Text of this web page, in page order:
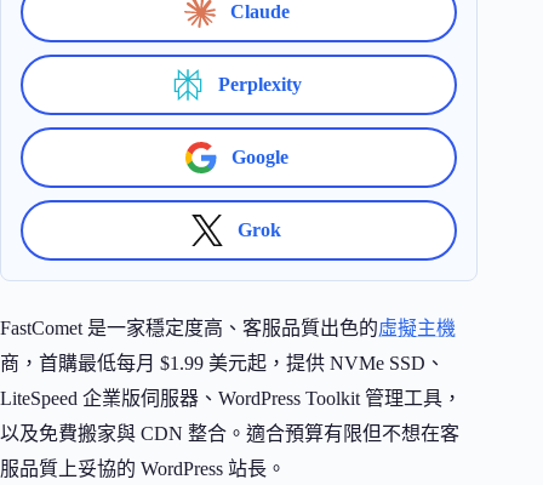
Claude
Perplexity
Google
Grok
FastComet 是一家穩定度高、客服品質出色的虛擬主機
商，首購最低每月 $1.99 美元起，提供 NVMe SSD、
LiteSpeed 企業版伺服器、WordPress Toolkit 管理工具，
以及免費搬家與 CDN 整合。適合預算有限但不想在客
服品質上妥協的 WordPress 站長。